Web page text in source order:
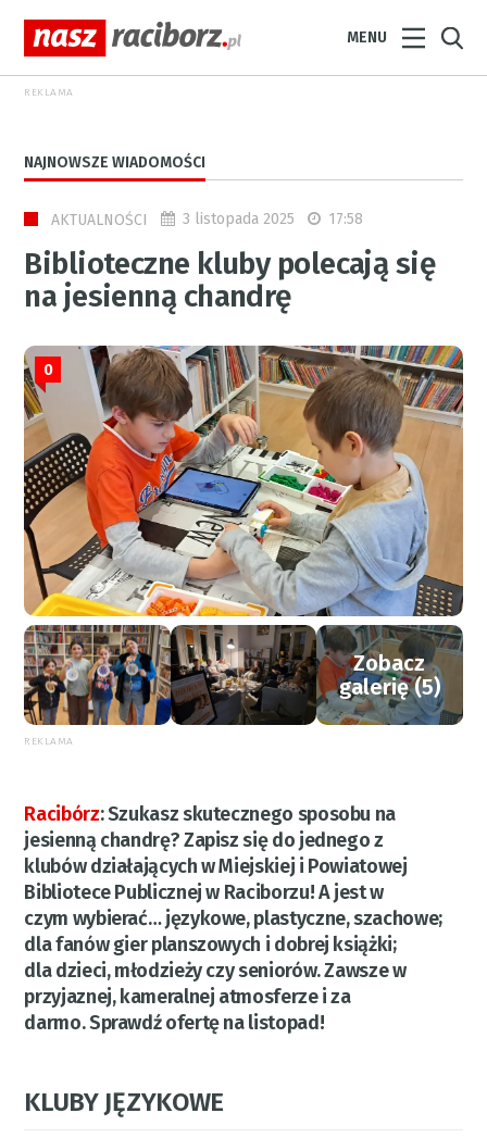
MENU
REKLAMA
NAJNOWSZE WIADOMOŚCI
AKTUALNOŚCI 3 listopada 2025 17:58
Biblioteczne kluby polecają się
na jesienną chandrę
0
Zobacz
galerię (5)
REKLAMA
Racibórz:Szukasz skutecznego sposobu na
jesienną chandrę? Zapisz się do jednego z
klubów działających w Miejskiej i Powiatowej
Bibliotece Publicznej w Raciborzu! A jest w
czym wybierać… językowe, plastyczne, szachowe;
dla fanów gier planszowych i dobrej książki;
dla dzieci, młodzieży czy seniorów. Zawsze w
przyjaznej, kameralnej atmosferze i za
darmo. Sprawdź ofertę na listopad!
KLUBY JĘZYKOWE